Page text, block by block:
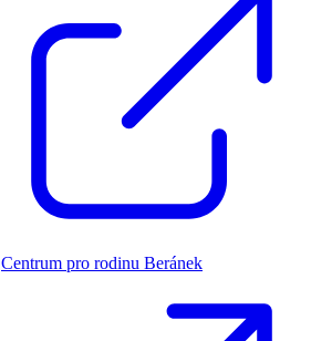
Centrum pro rodinu Beránek